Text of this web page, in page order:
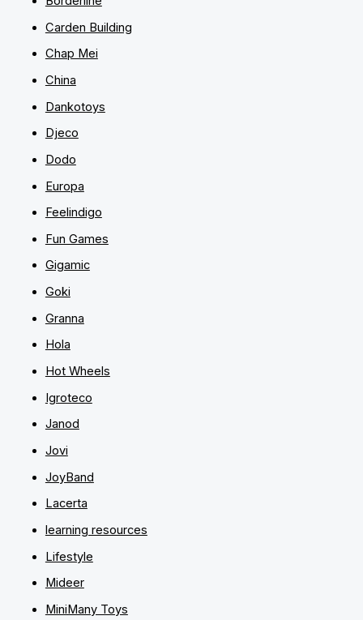
Carden Building
Chap Mei
China
Dankotoys
Djeco
Dodo
Europa
Feelindigo
Fun Games
Gigamic
Goki
Granna
Hola
Hot Wheels
Igroteco
Janod
Jovi
JoyBand
Lacerta
learning resources
Lifestyle
Mideer
MiniMany Toys